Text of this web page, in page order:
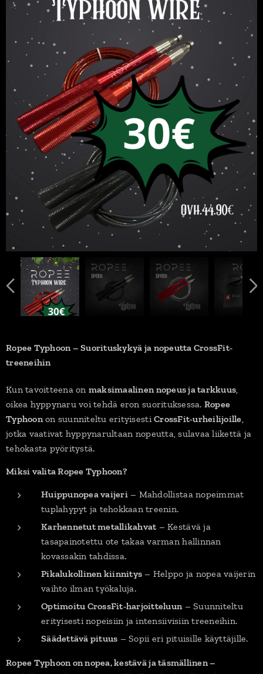
Ropee Typhoon – Suorituskykyä ja nopeutta CrossFit-
treeneihin
Kun tavoitteena on maksimaalinen nopeus ja tarkkuus,
oikea hyppynaru voi tehdä eron suorituksessa. Ropee
Typhoonon suunniteltu erityisestiCrossFit-urheilijoille,
jotka vaativat hyppynarultaan nopeutta, sulavaa liikettä ja
tehokasta pyöritystä.
Miksi valita Ropee Typhoon?
Huippunopea vaijeri– Mahdollistaa nopeimmat
tuplahypyt ja tehokkaan treenin.
Karhennetut metallikahvat – Kestävä ja
tasapainotettu ote takaa varman hallinnan
kovassakin tahdissa.
Pikalukollinen kiinnitys – Helppo ja nopea vaijerin
vaihto ilman työkaluja.
Optimoitu CrossFit-harjoitteluun– Suunniteltu
erityisesti nopeisiin ja intensiivisiin treeneihin.
Säädettävä pituus – Sopii eri pituisille käyttäjille.
Ropee Typhoon on nopea, kestävä ja täsmällinen –